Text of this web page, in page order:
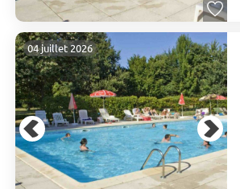
04 juillet 2026